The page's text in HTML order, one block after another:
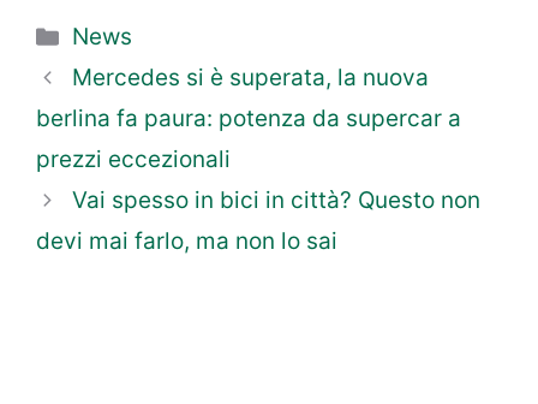
Categorie
News
Mercedes si è superata, la nuova
berlina fa paura: potenza da supercar a
prezzi eccezionali
Vai spesso in bici in città? Questo non
devi mai farlo, ma non lo sai